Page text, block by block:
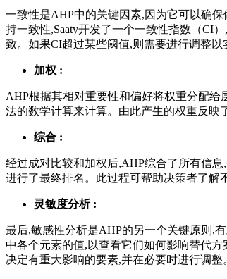
一致性是AHP中的关键因素,因为它可以确
持一致性,Saaty开发了一个一致性指数（CI
致。如果CI超过某些阈值,则需要进行调整以
加权 :
AHP根据其相对重要性和偏好将权重分配
法的数学计算来计算。由此产生的权重反映
综合 :
经过成对比较和加权后,AHP综合了所有信
进行了最终排名。此过程可帮助决策者了解
灵敏度分析 :
最后,敏感性分析是AHP的另一个关键原则,
中各个元素的值,以查看它们如何影响替代
决定有重大影响的要素,并在必要时进行调整